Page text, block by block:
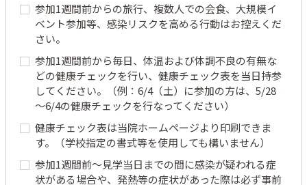
参加1週間前からの旅行、複数人での会食、大規模イ
ベント参加等、感染リスクを高める行動はお控えくだ
さい。
参加1週間前から毎日、体温および体調不良の有無な
どの健康チェックを行い、健康チェック表を当日持参
してください。（例：6/4（土）に参加の方は、5/28
～6/4の健康チェックを行なってください）
健康チェック表は当院ホームページより印刷できま
す。（学校指定の書式等を使用しても構いません）
参加1週間前～見学当日までの間に感染が疑われる症
状がある場合や、発熱等の症状があった際は必ず事前